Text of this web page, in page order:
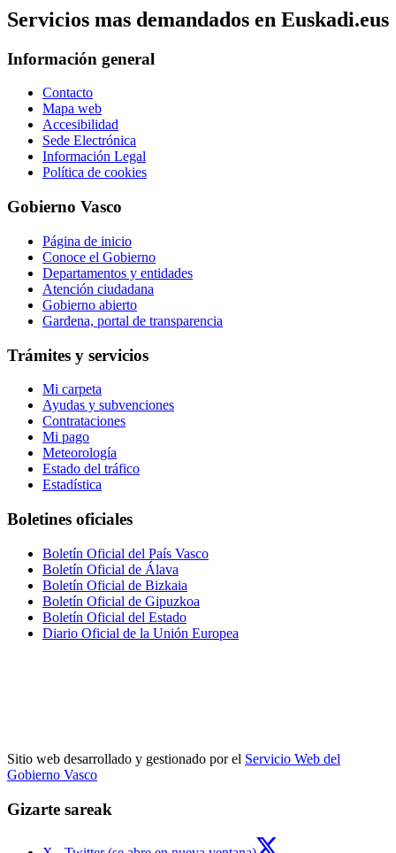
Servicios mas demandados en Euskadi.eus
Información general
Contacto
Mapa web
Accesibilidad
Sede Electrónica
Información Legal
Política de cookies
Gobierno Vasco
Página de inicio
Conoce el Gobierno
Departamentos y entidades
Atención ciudadana
Gobierno abierto
Gardena, portal de transparencia
Trámites y servicios
Mi carpeta
Ayudas y subvenciones
Contrataciones
Mi pago
Meteorología
Estado del tráfico
Estadística
Boletines oficiales
Boletín Oficial del País Vasco
Boletín Oficial de Álava
Boletín Oficial de Bizkaia
Boletín Oficial de Gipuzkoa
Boletín Oficial del Estado
Diario Oficial de la Unión Europea
Sitio web desarrollado y gestionado por el Servicio Web del
Gobierno Vasco
Gizarte sareak